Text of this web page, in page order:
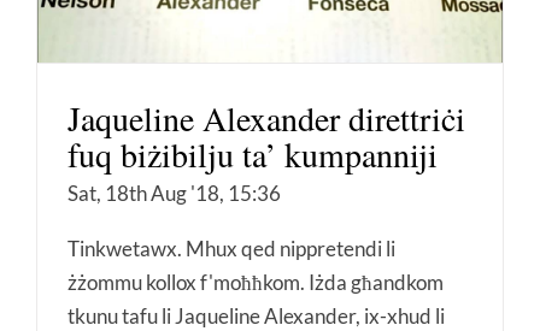
Jaqueline Alexander direttriċi
fuq biżibilju ta’ kumpanniji
Sat, 18th Aug '18, 15:36
Tinkwetawx. Mhux qed nippretendi li
żżommu kollox f'moħħkom. Iżda għandkom
tkunu tafu li Jaqueline Alexander, ix-xhud li